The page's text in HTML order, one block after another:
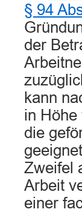
§ 94
der
kann
in Höhe
die
Zweifel
Arbeit
einer